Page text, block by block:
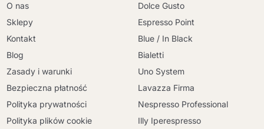
O nas
Sklepy
Kontakt
Blog
Zasady i warunki
Bezpieczna płatność
Polityka prywatności
Polityka plików cookie
Dolce Gusto
Espresso Point
Blue / In Black
Bialetti
Uno System
Lavazza Firma
Nespresso Professional
Illy Iperespresso